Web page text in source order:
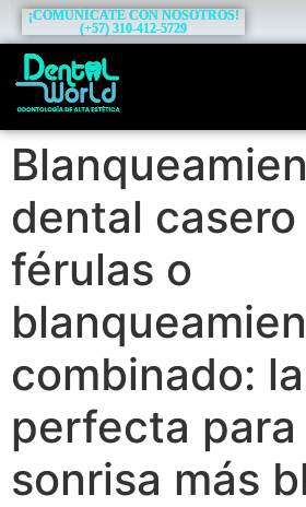
¡COMUNÍCATE CON NOSOTROS!
(+57) 310-412-5729
dental casero
férulas o
combinado:
perfecta para
sonrisa más